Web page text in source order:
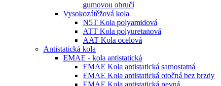
gumovou obručí
Vysokozátěžová kola
N5T Kola polyamidová
ATT Kola polyuretanová
AAT Kola ocelová
Antistatická kola
EMAE - kola antistatická
EMAE Kola antistatická samostatná
EMAE Kola antistatická otočná bez brzdy
EMAE Kola antistatická pevná